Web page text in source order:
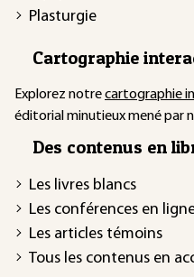
Plasturgie
Cartographie
Explorez notrecartographie
éditorial minutieux mené par
Des contenus en
Les livres blancs
Les conférences en
Les articles témoins
Tous les contenus en